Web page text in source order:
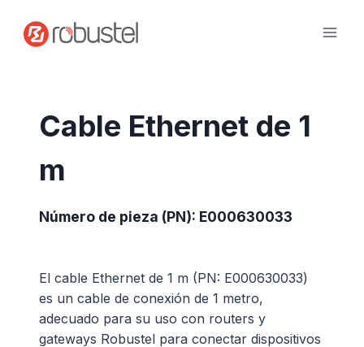
contenido
Cable Ethernet de 1
m
Número de pieza (PN): E000630033
El cable Ethernet de 1 m (PN: E000630033)
es un cable de conexión de 1 metro,
adecuado para su uso con routers y
gateways Robustel para conectar dispositivos